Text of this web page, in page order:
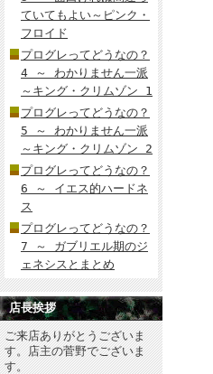
ていてもよい～ピンク・
フロイド
プログレってどうなの？
4 ～ わかりません一派
～キング・クリムゾン 1
プログレってどうなの？
5 ～ わかりません一派
～キング・クリムゾン 2
プログレってどうなの？
6 ～ イエス的ハードネ
ス
プログレってどうなの？
7 ～ ガブリエル期のジ
ェネシスとまとめ
店長挨拶
ご来店ありがとうございま
す。店主の菅野でございま
す。